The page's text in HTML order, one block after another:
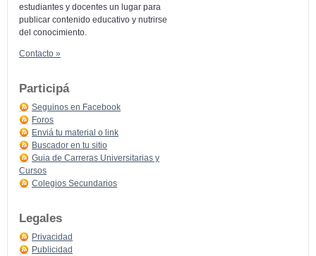
estudiantes y docentes un lugar para
publicar contenido educativo y nutrirse
del conocimiento.
Contacto »
Participá
Seguinos en Facebook
Foros
Enviá tu material o link
Buscador en tu sitio
Guia de Carreras Universitarias y
Cursos
Colegios Secundarios
Legales
Privacidad
Publicidad